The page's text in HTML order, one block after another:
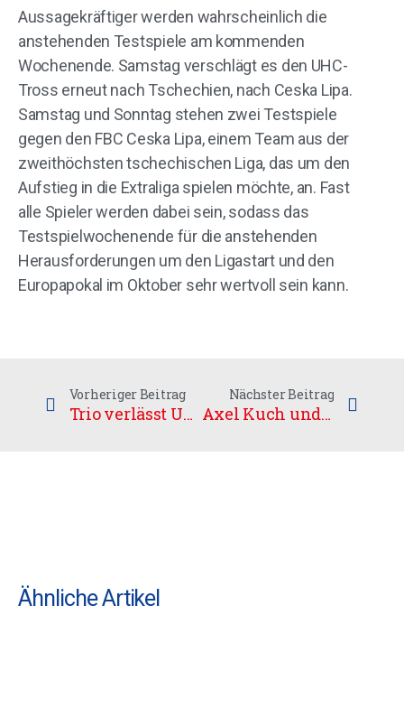
Aussagekräftiger werden wahrscheinlich die
anstehenden Testspiele am kommenden
Wochenende. Samstag verschlägt es den UHC-
Tross erneut nach Tschechien, nach Ceska Lipa.
Samstag und Sonntag stehen zwei Testspiele
gegen den FBC Ceska Lipa, einem Team aus der
zweithöchsten tschechischen Liga, das um den
Aufstieg in die Extraliga spielen möchte, an. Fast
alle Spieler werden dabei sein, sodass das
Testspielwochenende für die anstehenden
Herausforderungen um den Ligastart und den
Europapokal im Oktober sehr wertvoll sein kann.
Vorheriger Beitrag
Trio verlässt UHC
Nächster Beitrag
Axel Kuch und Jussi Asunta verstärken UHC-Team
Ähnliche Artikel